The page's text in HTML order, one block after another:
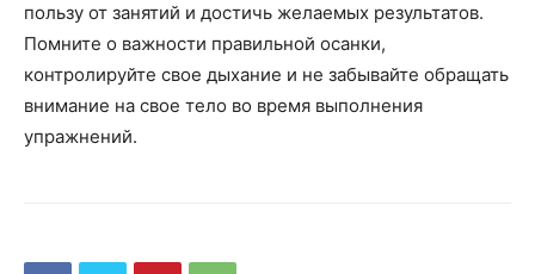
пользу от занятий и достичь желаемых результатов.
Помните о важности правильной осанки,
контролируйте свое дыхание и не забывайте обращать
внимание на свое тело во время выполнения
упражнений.